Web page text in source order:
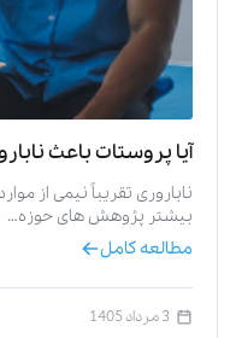
آیا پروستات باعث
ناباروری تقریباً نیمی از
بیشتر پژوهش‌ های حوزه…
مطالعه کامل
3 مرداد 1405